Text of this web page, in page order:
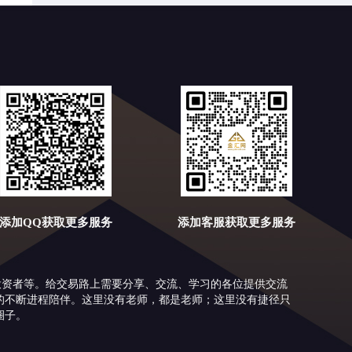
添加QQ获取更多服务 添加客服获取更多服务
者等。给交易路上需要分享、交流、学习的各位提供交流
断进程陪伴。这里没有老师，都是老师；这里没有捷径只
。